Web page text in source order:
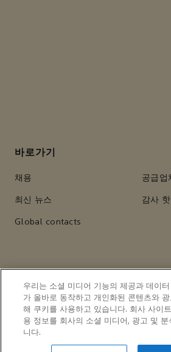
바로가기
채용 공급업
최신 뉴스 감사
Global contacts
쿠키 공지 사기
이용약관 개인정
사이트
우리는 소셜 미디어 기능의 제공과 데이
가 올바로 동작하고 개인화된 콘텐츠와
해 쿠키를 사용하고 있습니다. 회사 사이
용 정보를 회사의 소셜 미디어, 광고 및
니다.